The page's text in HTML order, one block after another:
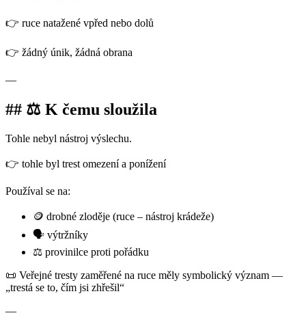
👉 ruce natažené vpřed nebo dolů
👉 žádný únik, žádná obrana
—
## ⚖️ K čemu sloužila
Tohle nebyl nástroj výslechu.
👉 tohle byl trest omezení a ponížení
Používal se na:
🪙 drobné zloděje (ruce – nástroj krádeže)
🗣️ výtržníky
⚖️ provinilce proti pořádku
📜 Veřejné tresty zaměřené na ruce měly symbolický význam —
„trestá se to, čím jsi zhřešil“
—